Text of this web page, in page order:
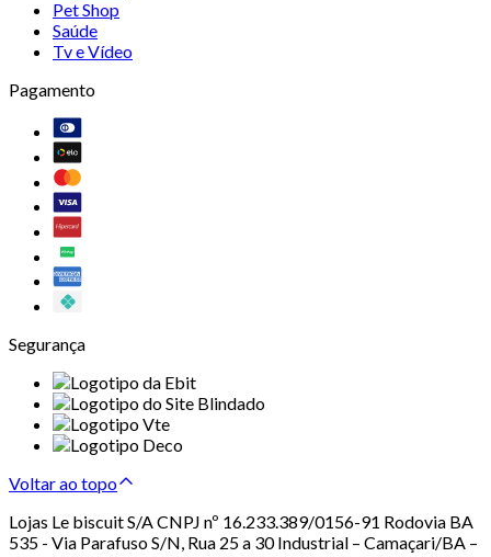
Pet Shop
Saúde
Tv e Vídeo
Pagamento
Segurança
Voltar ao topo
Lojas Le biscuit S/A CNPJ nº 16.233.389/0156-91 Rodovia BA
535 - Via Parafuso S/N, Rua 25 a 30 Industrial – Camaçari/BA –